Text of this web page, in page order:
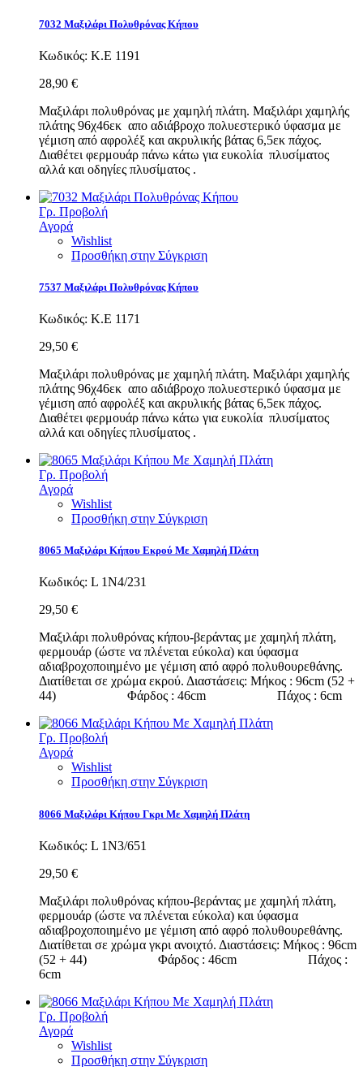
7032 Μαξιλάρι Πολυθρόνας Κήπου
Κωδικός: Κ.Ε 1191
28,90 €
Μαξιλάρι πολυθρόνας με χαμηλή πλάτη. Μαξιλάρι χαμηλής
πλάτης 96χ46εκ απο αδιάβροχο πολυεστερικό ύφασμα με
γέμιση από αφρολέξ και ακρυλικής βάτας 6,5εκ πάχος.
Διαθέτει φερμουάρ πάνω κάτω για ευκολία πλυσίματος
αλλά και οδηγίες πλυσίματος .
Γρ. Προβολή
Αγορά
Wishlist
Προσθήκη στην Σύγκριση
7537 Μαξιλάρι Πολυθρόνας Κήπου
Κωδικός: Κ.Ε 1171
29,50 €
Μαξιλάρι πολυθρόνας με χαμηλή πλάτη. Μαξιλάρι χαμηλής
πλάτης 96χ46εκ απο αδιάβροχο πολυεστερικό ύφασμα με
γέμιση από αφρολέξ και ακρυλικής βάτας 6,5εκ πάχος.
Διαθέτει φερμουάρ πάνω κάτω για ευκολία πλυσίματος
αλλά και οδηγίες πλυσίματος .
Γρ. Προβολή
Αγορά
Wishlist
Προσθήκη στην Σύγκριση
8065 Μαξιλάρι Κήπου Εκρού Με Χαμηλή Πλάτη
Κωδικός: L 1N4/231
29,50 €
Μαξιλάρι πολυθρόνας κήπου-βεράντας με χαμηλή πλάτη,
φερμουάρ (ώστε να πλένεται εύκολα) και ύφασμα
αδιαβροχοποιημένο με γέμιση από αφρό πολυθουρεθάνης.
Διατίθεται σε χρώμα εκρού. Διαστάσεις: Μήκος : 96cm (52 +
44) Φάρδος : 46cm Πάχος : 6cm
Γρ. Προβολή
Αγορά
Wishlist
Προσθήκη στην Σύγκριση
8066 Μαξιλάρι Κήπου Γκρι Με Χαμηλή Πλάτη
Κωδικός: L 1N3/651
29,50 €
Μαξιλάρι πολυθρόνας κήπου-βεράντας με χαμηλή πλάτη,
φερμουάρ (ώστε να πλένεται εύκολα) και ύφασμα
αδιαβροχοποιημένο με γέμιση από αφρό πολυθουρεθάνης.
Διατίθεται σε χρώμα γκρι ανοιχτό. Διαστάσεις: Μήκος : 96cm
(52 + 44) Φάρδος : 46cm Πάχος :
6cm
Γρ. Προβολή
Αγορά
Wishlist
Προσθήκη στην Σύγκριση